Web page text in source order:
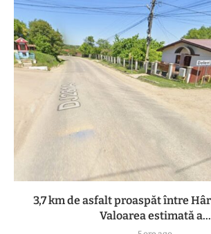
3,7 km de asfalt proaspăt între
Valoarea estimată a...